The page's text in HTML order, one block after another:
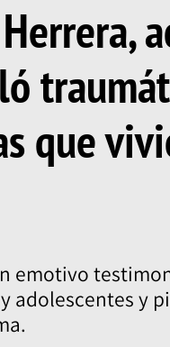
que
emotivo
adolescentes y